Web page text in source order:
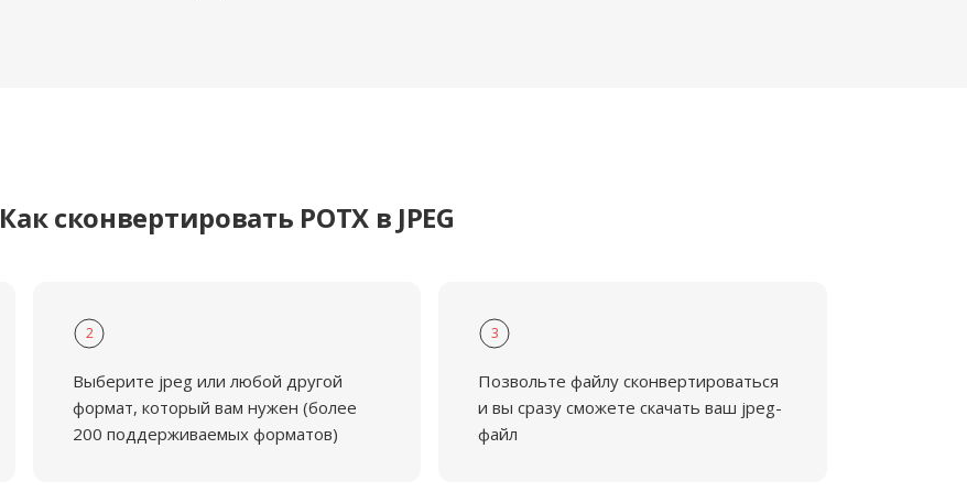
Как сконвертировать POTX в JPEG
2
Выберите jpeg или любой другой
формат, который вам нужен (более
200 поддерживаемых форматов)
3
Позвольте файлу сконвертироваться
и вы сразу сможете скачать ваш jpeg-
файл